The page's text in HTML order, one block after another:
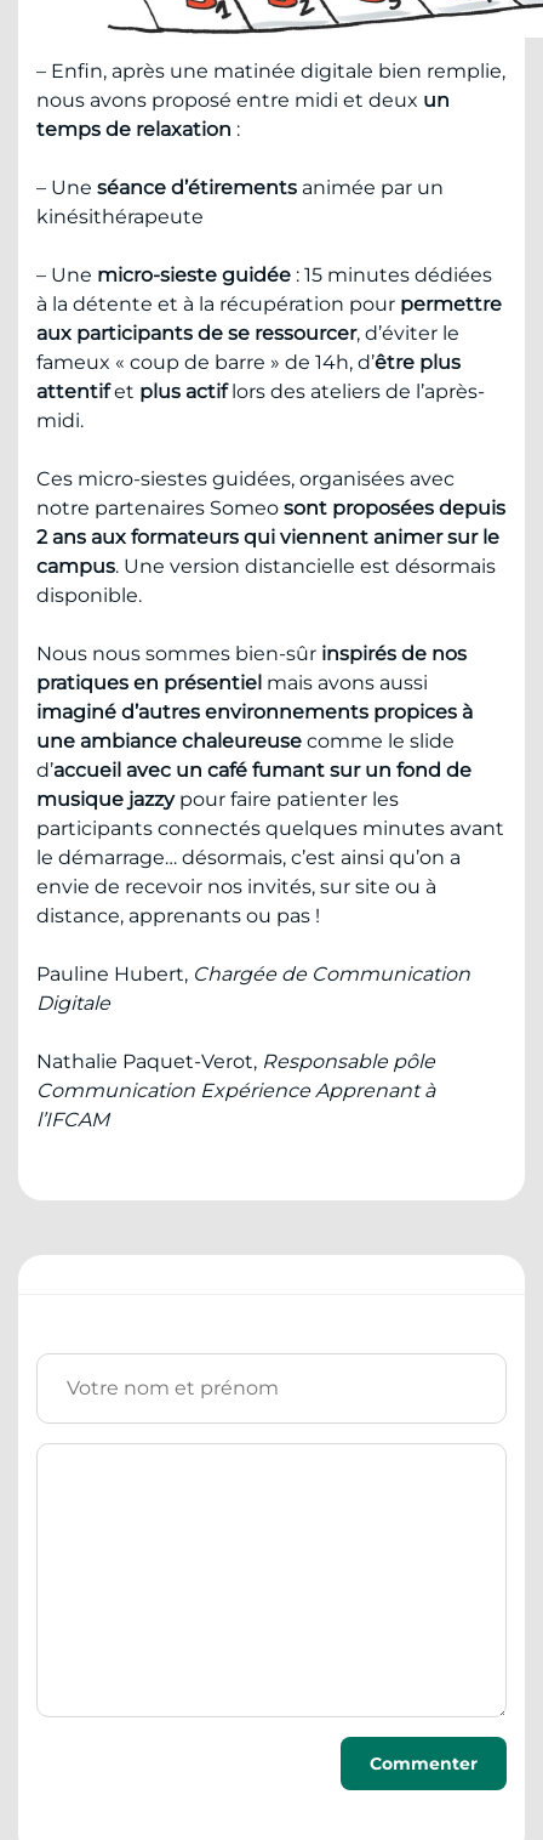
– Enfin, après une matinée digitale bien remplie,
nous avons proposé entre midi et deux un
temps de relaxation :
– Une séance d’étirements animée par un
kinésithérapeute
– Une micro-sieste guidée : 15 minutes dédiées
à la détente et à la récupération pour permettre
aux participants de se ressourcer, d’éviter le
fameux « coup de barre » de 14h, d’être plus
attentifet plus actiflors des ateliers de l’après-
midi.
Ces micro-siestes guidées, organisées avec
notre partenaires Someo sont proposées depuis
2 ans aux formateurs qui viennent animer sur le
campus. Une version distancielle est désormais
disponible.
Nous nous sommes bien-sûr inspirés de nos
pratiques en présentiel mais avons aussi
imaginé d’autres environnements propices à
une ambiance chaleureuse comme le slide
d’accueil avec un café fumant sur un fond de
musique jazzypour faire patienter les
participants connectés quelques minutes avant
le démarrage… désormais, c’est ainsi qu’on a
envie de recevoir nos invités, sur site ou à
distance, apprenants ou pas !
Pauline Hubert, Chargée de Communication
Digitale
Nathalie Paquet-Verot, Responsable pôle
Communication Expérience Apprenant à
l’IFCAM